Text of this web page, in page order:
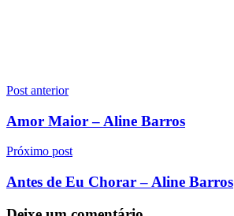
Navegação
de
Post anterior
Amor Maior – Aline Barros
Próximo post
Antes de Eu Chorar – Aline Barros